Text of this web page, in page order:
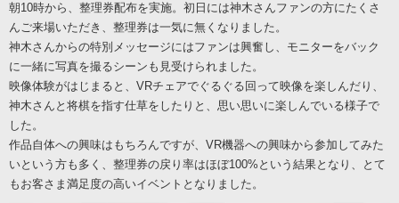
朝10時から、整理券配布を実施。初日には神木さんファンの方にたくさ
んご来場いただき、整理券は一気に無くなりました。
神木さんからの特別メッセージにはファンは興奮し、モニターをバック
に一緒に写真を撮るシーンも見受けられました。
映像体験がはじまると、VRチェアでぐるぐる回って映像を楽しんだり、
神木さんと将棋を指す仕草をしたりと、思い思いに楽しんでいる様子で
した。
作品自体への興味はもちろんですが、VR機器への興味から参加してみた
いという方も多く、整理券の戻り率はほぼ100%という結果となり、とて
もお客さま満足度の高いイベントとなりました。